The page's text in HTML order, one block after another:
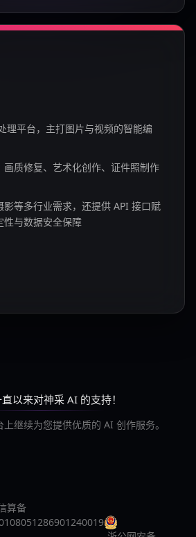
理平台，主打图片与视频的智能编
画质修复、艺术化创作、证件照制作
等多行业需求，还提供 API 接口赋
性与数据安全保障
以来对神采 AI 的支持！
继续为您提供优质的 AI 创作服务。
算备